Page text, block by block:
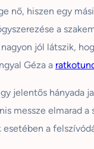
nő, hiszen egy
a
jól látszik,
Géza a
jelentős hányada
messze elmarad
a